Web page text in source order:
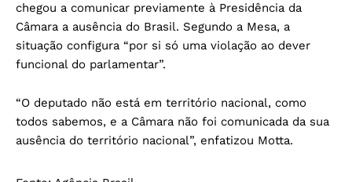
chegou a comunicar previamente à Presidência da
Câmara a ausência do Brasil. Segundo a Mesa, a
situação configura “por si só uma violação ao dever
funcional do parlamentar”.
“O deputado não está em território nacional, como
todos sabemos, e a Câmara não foi comunicada da sua
ausência do território nacional”, enfatizou Motta.